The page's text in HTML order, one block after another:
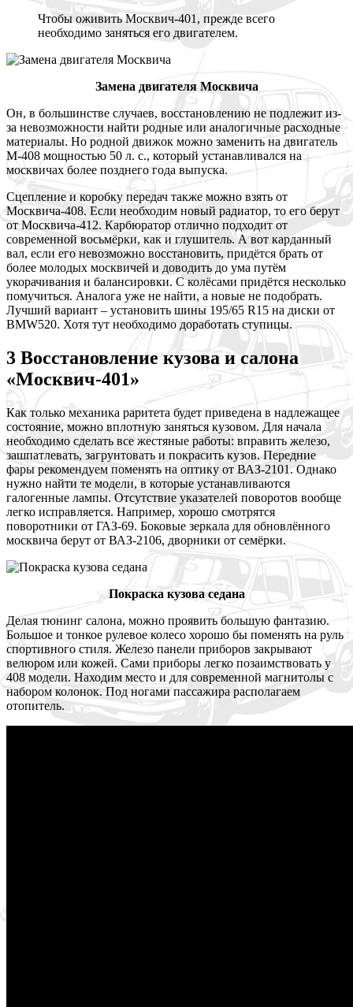
Чтобы оживить Москвич-401, прежде всего
необходимо заняться его двигателем.
Замена двигателя Москвича
Он, в большинстве случаев, восстановлению не подлежит из-
за невозможности найти родные или аналогичные расходные
материалы. Но родной движок можно заменить на двигатель
М-408 мощностью 50 л. с., который устанавливался на
москвичах более позднего года выпуска.
Сцепление и коробку передач также можно взять от
Москвича-408. Если необходим новый радиатор, то его берут
от Москвича-412. Карбюратор отлично подходит от
современной восьмёрки, как и глушитель. А вот карданный
вал, если его невозможно восстановить, придётся брать от
более молодых москвичей и доводить до ума путём
укорачивания и балансировки. С колёсами придётся несколько
помучиться. Аналога уже не найти, а новые не подобрать.
Лучший вариант – установить шины 195/65 R15 на диски от
BMW520. Хотя тут необходимо доработать ступицы.
3 Восстановление кузова и салона
«Москвич-401»
Как только механика раритета будет приведена в надлежащее
состояние, можно вплотную заняться кузовом. Для начала
необходимо сделать все жестяные работы: вправить железо,
зашпатлевать, загрунтовать и покрасить кузов. Передние
фары рекомендуем поменять на оптику от ВАЗ-2101. Однако
нужно найти те модели, в которые устанавливаются
галогенные лампы. Отсутствие указателей поворотов вообще
легко исправляется. Например, хорошо смотрятся
поворотники от ГАЗ-69. Боковые зеркала для обновлённого
москвича берут от ВАЗ-2106, дворники от семёрки.
Покраска кузова седана
Делая тюнинг салона, можно проявить большую фантазию.
Большое и тонкое рулевое колесо хорошо бы поменять на руль
спортивного стиля. Железо панели приборов закрывают
велюром или кожей. Сами приборы легко позаимствовать у
408 модели. Находим место и для современной магнитолы с
набором колонок. Под ногами пассажира располагаем
отопитель.